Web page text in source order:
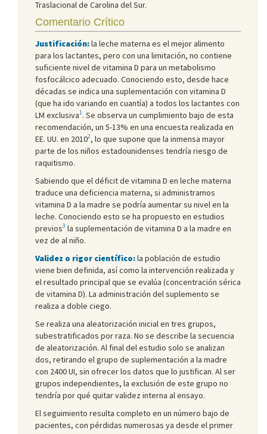
Traslacional de Carolina del Sur.
Comentario Crítico
Justificación:la leche materna es el mejor alimento
para los lactantes, pero con una limitación, no contiene
suficiente nivel de vitamina D para un metabolismo
fosfocálcico adecuado. Conociendo esto, desde hace
décadas se indica una suplementación con vitamina D
(que ha ido variando en cuantía) a todos los lactantes con
LM exclusiva1. Se observa un cumplimiento bajo de esta
recomendación, un 5-13% en una encuesta realizada en
EE. UU. en 20102, lo que supone que la inmensa mayor
parte de los niños estadounidenses tendría riesgo de
raquitismo.
Sabiendo que el déficit de vitamina D en leche materna
traduce una deficiencia materna, si administramos
vitamina D a la madre se podría aumentar su nivel en la
leche. Conociendo esto se ha propuesto en estudios
previos3 la suplementación de vitamina D a la madre en
vez de al niño.
Validez o rigor científico:la población de estudio
viene bien definida, así como la intervención realizada y
el resultado principal que se evalúa (concentración sérica
de vitamina D). La administración del suplemento se
realiza a doble ciego.
Se realiza una aleatorización inicial en tres grupos,
subestratificados por raza. No se describe la secuencia
de aleatorización. Al final del estudio solo se analizan
dos, retirando el grupo de suplementación a la madre
con 2400 UI, sin ofrecer los datos que lo justifican. Al ser
grupos independientes, la exclusión de este grupo no
tendría por qué quitar validez interna al ensayo.
El seguimiento resulta completo en un número bajo de
pacientes, con pérdidas numerosas ya desde el primer